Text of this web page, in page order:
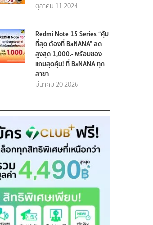
ตุลาคม 11 2024
Redmi Note 15 Series “คุ้ม
ที่สุด ต้องที่ BaNANA” ลด
สูงสุด 1,000.- พร้อมของ
แถมสุดคุ้ม! ที่ BaNANA ทุก
สาขา
มีนาคม 20 2026